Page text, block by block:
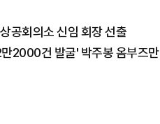
공회의소 신임 회장 선출
만2000건 발굴' 박주봉 옴부즈